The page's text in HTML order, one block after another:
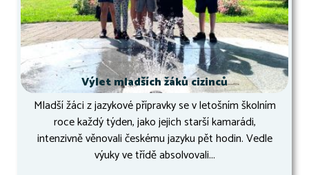
Výlet mladších žáků cizinců
Mladší žáci z jazykové přípravky se v letošním školním
roce každý týden, jako jejich starší kamarádi,
intenzivně věnovali českému jazyku pět hodin. Vedle
výuky ve třídě absolvovali...